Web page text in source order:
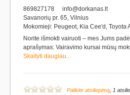
869827178
info@dorkanas.lt
Savanorių pr. 65, Vilnius
Mokomieji: Peugeot, Kia Cee'd, Toyota
Norite išmokti vairuoti – mes Jums
aprašymas: Vairavimo kursai mūsų
Skaityti daugiau...
Palikite atsiliepimą , 1